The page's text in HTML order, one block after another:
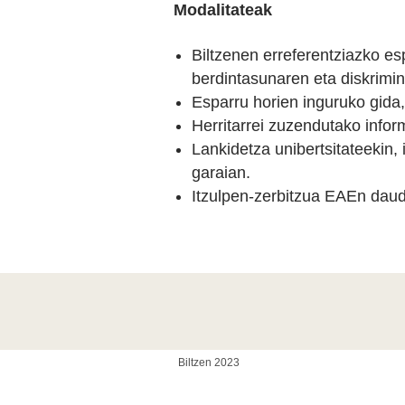
Modalitateak
Biltzenen erreferentziazko
berdintasunaren eta
Esparru horien inguruko
Herritarrei zuzendutako
Lankidetza
garaian.
Itzulpen-zerbitzua EAEn
Biltzen 2023